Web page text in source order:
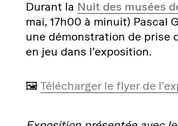
Durant la Nuit des musées
mai, 17h00 à minuit) Pascal
une démonstration de prise
en jeu dans l’exposition.
🖼️ Télécharger le flyer de